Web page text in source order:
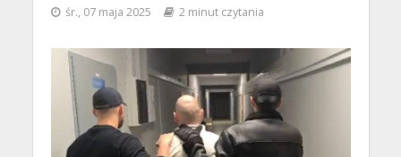
śr., 07 maja 2025 2 minut czytania